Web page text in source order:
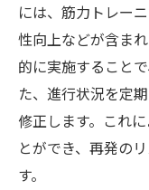
には、筋力トレー
性向上などが含ま
的に実施すること
た、進行状況を定
修正します。これ
とができ、再発の
す。